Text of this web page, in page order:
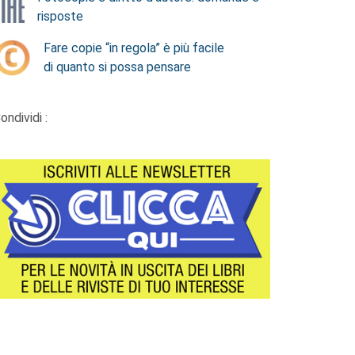
risposte
Fare copie “in regola” è più facile
di quanto si possa pensare
: